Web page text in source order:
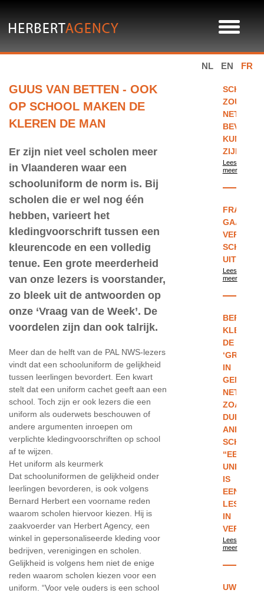
NL EN FR
GUUS VAN BETTEN - OOK
OP SCHOOL MAKEN DE
KLEREN DE MAN
Er zijn niet veel scholen meer
in Vlaanderen waar een
schooluniform de norm is. Bij
scholen die er wel nog één
hebben, varieert het
kledingvoorschrift tussen een
kleurencode en een volledig
tenue. Een grote meerderheid
van onze lezers is voorstander,
zo bleek uit de antwoorden op
onze ‘Vraag van de Week’. De
voordelen zijn dan ook talrijk.
Meer dan de helft van de PAL NWS-lezers
vindt dat een schooluniform de gelijkheid
tussen leerlingen bevordert. Een kwart
stelt dat een uniform cachet geeft aan een
school. Toch zijn er ook lezers die een
uniform als ouderwets beschouwen of
andere argumenten inroepen om
verplichte kledingvoorschriften op school
af te wijzen.
Het uniform als keurmerk
Dat schooluniformen de gelijkheid onder
leerlingen bevorderen, is ook volgens
Bernard Herbert een voorname reden
waarom scholen hiervoor kiezen. Hij is
zaakvoerder van Herbert Agency, een
winkel in gepersonaliseerde kleding voor
bedrijven, verenigingen en scholen.
Gelijkheid is volgens hem niet de enige
reden waarom scholen kiezen voor een
uniform. “Voor vele ouders is een school
ZOUDEN
NET
KUNNEN
ZIJN
Lees
meer
GAAT
Lees
meer
BERNARD
KLEEDT
DE
IN
GENT,
NET
ZOALS
ANDERE
“EEN
UNIFORM
IS
EEN
LES
IN
Lees
meer
UW